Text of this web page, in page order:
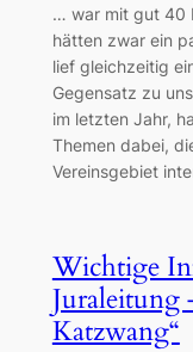
… war mit gut 40
hätten zwar ein
lief gleichzeitig
Gegensatz zu
im letzten Jahr,
Themen dabei,
Vereinsgebiet
Wichtige
Juraleitung
Katzwang“